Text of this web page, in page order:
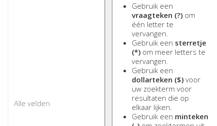
Gebruik een
vraagteken (?) om
één letter te
vervangen.
Gebruik een sterretje
(*) om meer letters te
vervangen.
Gebruik een
dollarteken ($) voor
uw zoekterm voor
resultaten die op
elkaar lijken.
Gebruik een minteken